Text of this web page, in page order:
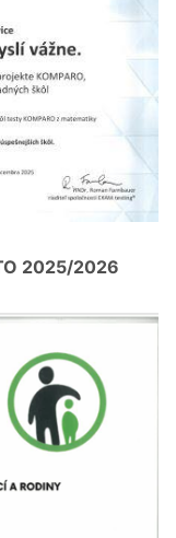
2025/2026